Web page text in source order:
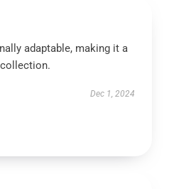
adaptable, making it a
Dec 1, 2024